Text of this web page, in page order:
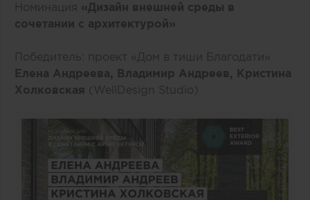
Номинация «Дизайн внешней среды в
сочетании с архитектурой»
Победитель: проект «Дом в тиши Благодати»
Елена Андреева, Владимир Андреев, Кристина
Холковская (WellDesign Studio)